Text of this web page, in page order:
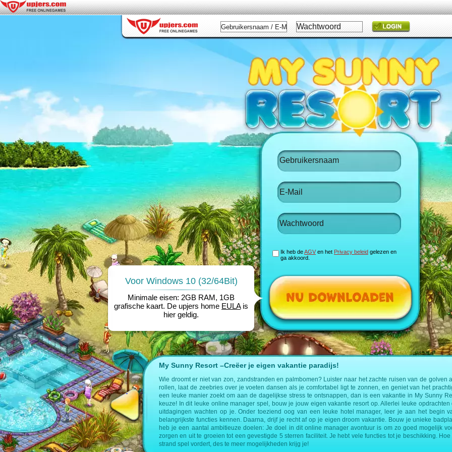
de volgende pagina’s:
spel
My Sunny Resort –Creëer je eigen vakantie paradijs!
Wie droomt er niet van zon, zandstranden en palmbomen? Luister naar het zachte ruisen van de golven
rollen, laat de zeebries over je voeten dansen als je comfortabel ligt te zonnen, en geniet van het
een leuke manier zoekt om aan de dagelijkse stress te ontsnappen, dan is een vakantie in My Sunny
keuze! In dit leuke online manager spel, bouw je jouw eigen vakantie resort op. Allerlei leuke opdrachten
uitdagingen wachten op je. Onder toeziend oog van een leuke hotel manager, leer je aan het begin
belangrijkste functies kennen. Daarna, drijf je recht af op je eigen droom vakantie. Bouw je unieke
heb je een aantal ambitieuze doelen: Je doel in dit online manager avontuur is om zo goed mogelijk
zorgen en uit te groeien tot een gevestigde 5 sterren faciliteit. Je hebt vele functies tot je beschikking.
strand spel vordert, des te meer mogelijkheden krijg je!
Ik heb deAGV en het Privacy beleid gelezen en
ga akkoord.
Voor Windows 10 (32/64Bit)
Minimale eisen: 2GB RAM, 1GB
grafische kaart. De upjers home EULAis
hier geldig.